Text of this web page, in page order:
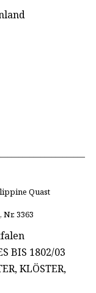
Quast
3363
BIS 1802/03
KLÖSTER,